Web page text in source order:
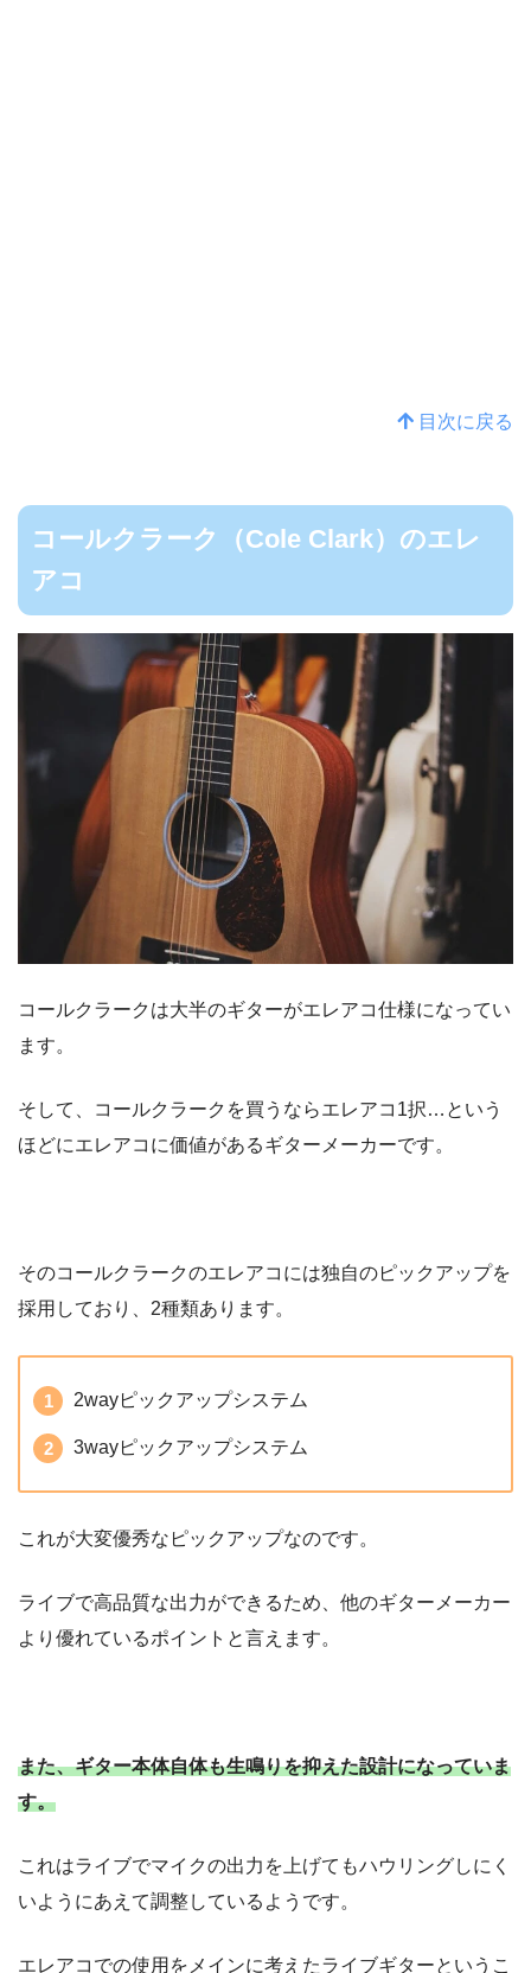
目次に戻る
コールクラーク（Cole Clark）のエレ
アコ
コールクラークは大半のギターがエレアコ仕様になってい
ます。
そして、コールクラークを買うならエレアコ1択…という
ほどにエレアコに価値があるギターメーカーです。
そのコールクラークのエレアコには独自のピックアップを
採用しており、2種類あります。
2wayピックアップシステム
3wayピックアップシステム
これが大変優秀なピックアップなのです。
ライブで高品質な出力ができるため、他のギターメーカー
より優れているポイントと言えます。
また、ギター本体自体も生鳴りを抑えた設計になっていま
す。
これはライブでマイクの出力を上げてもハウリングしにく
いようにあえて調整しているようです。
エレアコでの使用をメインに考えたライブギターというこ